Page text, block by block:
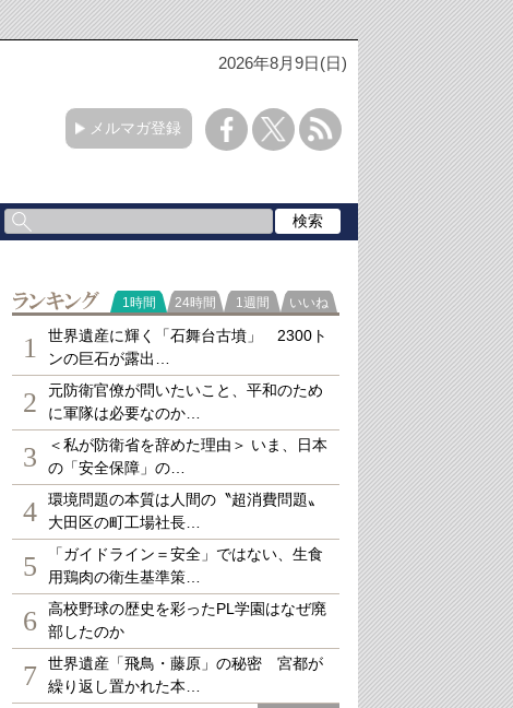
2026年8月9日(日)
メルマガ登録
ランキング
1時間 24時間 1週間 いいね
1
世界遺産に輝く「石舞台古墳」 2300ト
ンの巨石が露出…
2
元防衛官僚が問いたいこと、平和のため
に軍隊は必要なのか…
3
＜私が防衛省を辞めた理由＞ いま、日本
の「安全保障」の…
4
環境問題の本質は人間の〝超消費問題〟
大田区の町工場社長…
5
「ガイドライン＝安全」ではない、生食
用鶏肉の衛生基準策…
6
高校野球の歴史を彩ったPL学園はなぜ廃
部したのか
7
世界遺産「飛鳥・藤原」の秘密 宮都が
繰り返し置かれた本…